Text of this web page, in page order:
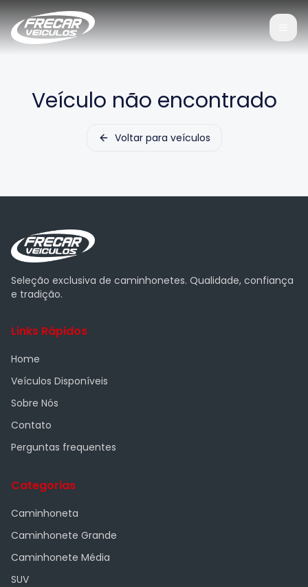
Veículo não encontrado
Voltar para veículos
Seleção exclusiva de caminhonetes. Qualidade, confiança
e tradição.
Links Rápidos
Home
Veículos Disponíveis
Sobre Nós
Contato
Perguntas frequentes
Categorias
Caminhoneta
Caminhonete Grande
Caminhonete Média
SUV